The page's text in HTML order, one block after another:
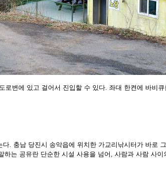
로변에 있고 걸어서 진입할 수 있다. 좌대 한켠에 바비
다. 충남 당진시 송악읍에 위치한 가교리낚시터가 바로
하는 공유란 단순한 시설 사용을 넘어, 사람과 사람 사